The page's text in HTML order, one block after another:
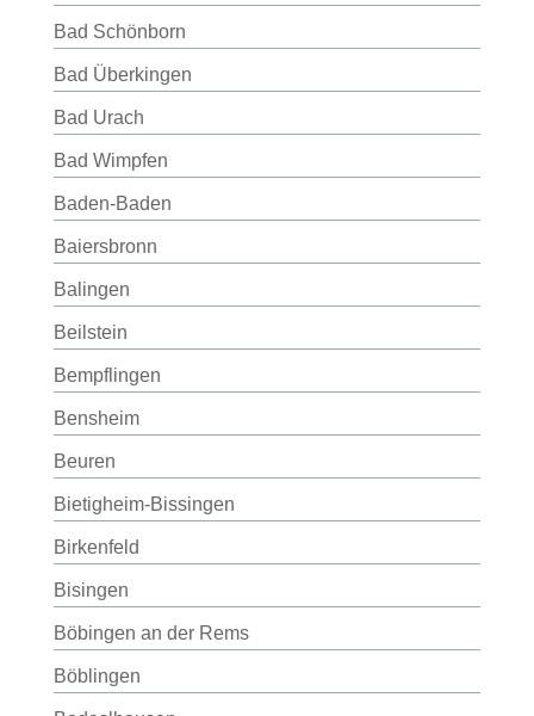
Bad Schönborn
Bad Überkingen
Bad Urach
Bad Wimpfen
Baden-Baden
Baiersbronn
Balingen
Beilstein
Bempflingen
Bensheim
Beuren
Bietigheim-Bissingen
Birkenfeld
Bisingen
Böbingen an der Rems
Böblingen